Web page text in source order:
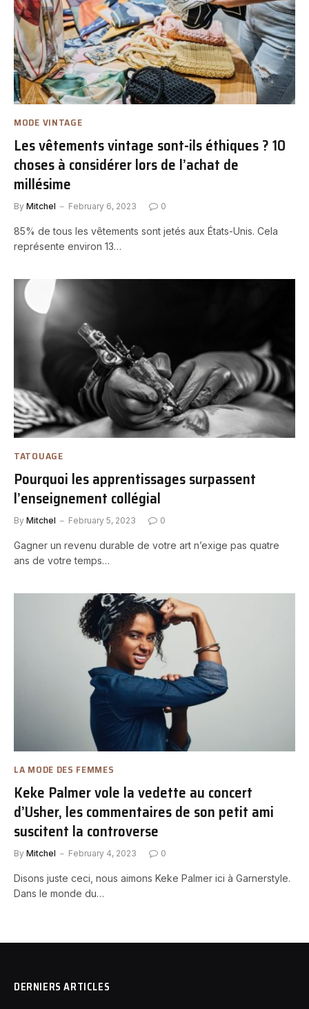
MODE VINTAGE
Les vêtements vintage sont-ils éthiques ? 10
choses à considérer lors de l’achat de
millésime
By Mitchel February 6, 2023 0
85% de tous les vêtements sont jetés aux États-Unis. Cela
représente environ 13…
TATOUAGE
Pourquoi les apprentissages surpassent
l’enseignement collégial
By Mitchel February 5, 2023 0
Gagner un revenu durable de votre art n’exige pas quatre
ans de votre temps…
LA MODE DES FEMMES
Keke Palmer vole la vedette au concert
d’Usher, les commentaires de son petit ami
suscitent la controverse
By Mitchel February 4, 2023 0
Disons juste ceci, nous aimons Keke Palmer ici à Garnerstyle.
Dans le monde du…
DERNIERS ARTICLES